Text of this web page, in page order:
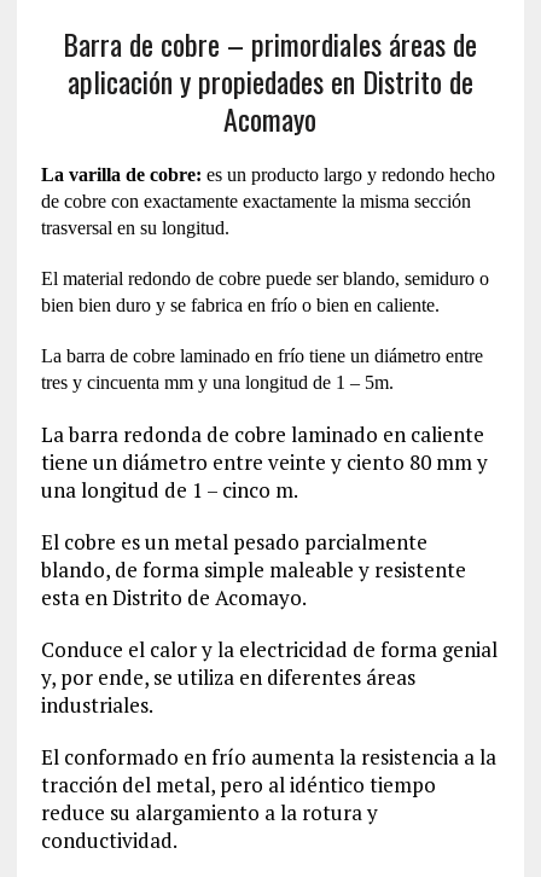
Barra de cobre – primordiales áreas de
aplicación y propiedades en Distrito de
Acomayo‎
La varilla de cobre: es un producto largo y redondo hecho
de cobre con exactamente exactamente la misma sección
trasversal en su longitud.
El material redondo de cobre puede ser blando, semiduro o
bien bien duro y se fabrica en frío o bien en caliente.
La barra de cobre laminado en frío tiene un diámetro entre
tres y cincuenta mm y una longitud de 1 – 5m.
La barra redonda de cobre laminado en caliente
tiene un diámetro entre veinte y ciento 80 mm y
una longitud de 1 – cinco m.
El cobre es un metal pesado parcialmente
blando, de forma simple maleable y resistente
esta en Distrito de Acomayo‎.
Conduce el calor y la electricidad de forma genial
y, por ende, se utiliza en diferentes áreas
industriales.
El conformado en frío aumenta la resistencia a la
tracción del metal, pero al idéntico tiempo
reduce su alargamiento a la rotura y
conductividad.